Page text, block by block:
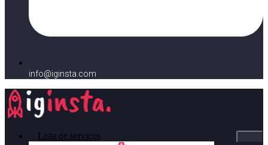
info@iginsta.com
Lista de serviços